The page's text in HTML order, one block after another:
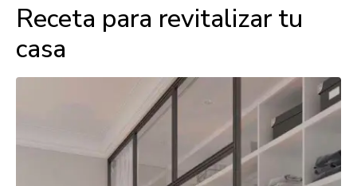
Receta para revitalizar tu
casa